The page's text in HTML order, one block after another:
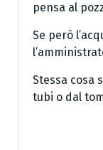
pensa al
Se però
Stessa cosa
tubi o dal